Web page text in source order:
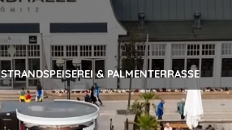
STRANDSPEISEREI & PALMENTERRASSE